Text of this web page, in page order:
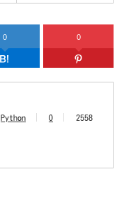
Facebook
0
はてなブッ
0
Python 0
2558